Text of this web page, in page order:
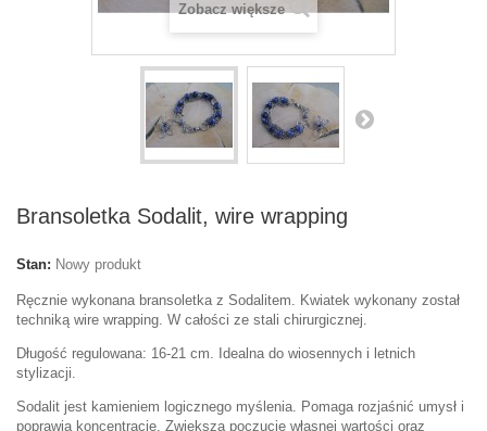
Zobacz większe
Bransoletka Sodalit, wire wrapping
Stan: Nowy produkt
Ręcznie wykonana bransoletka z Sodalitem. Kwiatek wykonany został
techniką wire wrapping. W całości ze stali chirurgicznej.
Długość regulowana: 16-21 cm. Idealna do wiosennych i letnich
stylizacji.
Sodalit jest kamieniem logicznego myślenia. Pomaga rozjaśnić umysł i
poprawia koncentrację. Zwiększa poczucie własnej wartości oraz